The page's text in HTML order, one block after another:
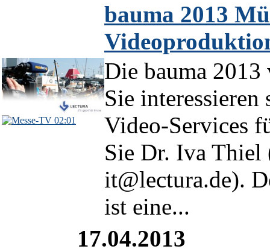
02:01
bauma 2013
Die bauma
Sie
Video-Services
Sie Dr. Iva Thiel
it@lectura.de).
ist eine...
17.04.2013